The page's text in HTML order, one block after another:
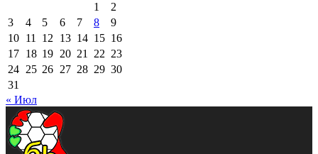
1
2
3
4 5 6 7 8
9
10 11 12 13 14 15 16
17 18 19 20 21 22 23
24 25 26 27 28 29 30
31
« Июл